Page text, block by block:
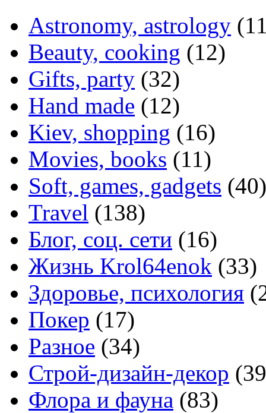
Astronomy, astrology
Beauty, cooking (12)
Gifts, party (32)
Hand made (12)
Kiev, shopping (16)
Movies, books (11)
Soft, games, gadgets (40)
Travel (138)
Блог, соц. сети (16)
Жизнь Krol64enok (33)
Здоровье, психология
Покер (17)
Разное (34)
Строй-дизайн-декор
Флора и фауна (83)